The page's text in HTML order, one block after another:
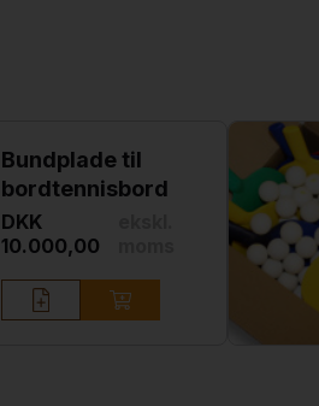
Bundplade til
bordtennisbord
DKK
10.000,00